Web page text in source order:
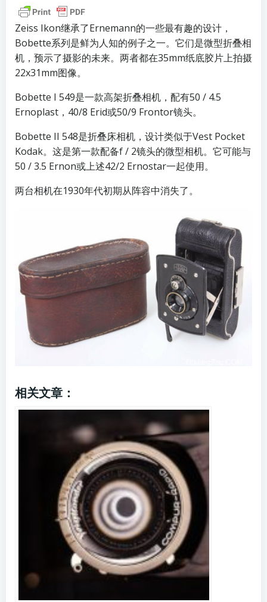
Zeiss Ikon继承了Ernemann的一些最有趣的设计，
Bobette系列是鲜为人知的例子之一。它们是微型折叠相
机，预示了摄影的未来。两者都在35mm纸底胶片上拍摄
22x31mm图像。
Bobette I 549是一款高架折叠相机，配有50 / 4.5
Ernoplast，40/8 Erid或50/9 Frontor镜头。
Bobette II 548是折叠床相机，设计类似于Vest Pocket
Kodak。这是第一款配备f / 2镜头的微型相机。它可能与
50 / 3.5 Ernon或上述42/2 Ernostar一起使用。
两台相机在1930年代初期从阵容中消失了。
相关文章：